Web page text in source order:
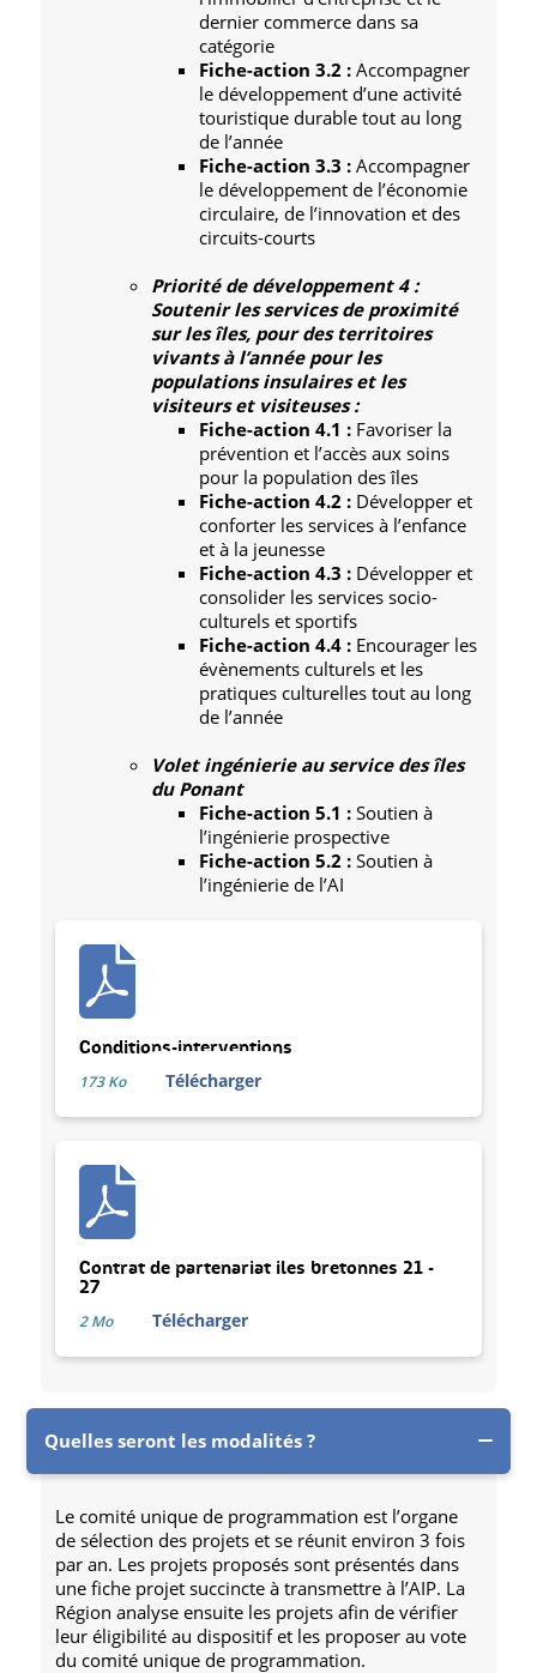
dernier commerce dans sa
catégorie
Fiche-action 3.2 :Accompagner
le développement d’une activité
touristique durable tout au long
de l’année
Fiche-action 3.3 :Accompagner
le développement de l’économie
circulaire, de l’innovation et des
circuits-courts
Priorité de développement 4 :
Soutenir les services de proximité
sur les îles, pour des territoires
vivants à l’année pour les
populations insulaires et les
visiteurs et visiteuses :
Fiche-action 4.1 : Favoriser la
prévention et l’accès aux soins
pour la population des îles
Fiche-action 4.2 : Développer et
conforter les services à l’enfance
et à la jeunesse
Fiche-action 4.3 : Développer et
consolider les services socio-
culturels et sportifs
Fiche-action 4.4 : Encourager les
évènements culturels et les
pratiques culturelles tout au long
de l’année
Volet ingénierie au service des îles
du Ponant
Fiche-action 5.1 : Soutien à
l’ingénierie prospective
Fiche-action 5.2 : Soutien à
l’ingénierie de l’AI
Conditions-interventions
173 Ko Télécharger
Contrat de partenariat iles bretonnes 21 -
27
2 Mo Télécharger
Quelles seront les modalités ?
Le comité unique de programmation est l’organe
de sélection des projets et se réunit environ 3 fois
par an. Les projets proposés sont présentés dans
une fiche projet succincte à transmettre à l’AIP. La
Région analyse ensuite les projets afin de vérifier
leur éligibilité au dispositif et les proposer au vote
du comité unique de programmation.